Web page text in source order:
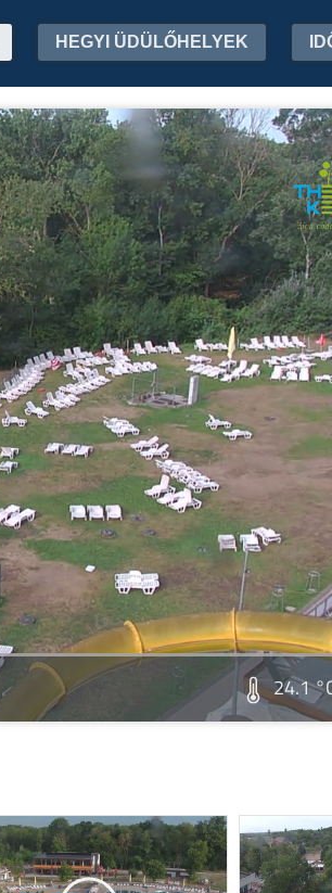
HEGYI ÜDÜLŐHELYEK
24.1